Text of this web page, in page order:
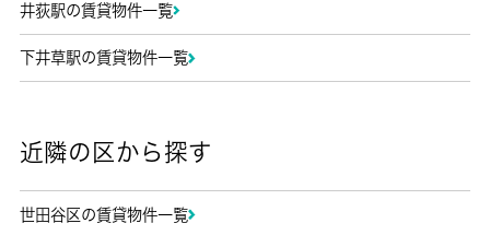
井荻駅の賃貸物件一覧
下井草駅の賃貸物件一覧
近隣の区から探す
世田谷区の賃貸物件一覧